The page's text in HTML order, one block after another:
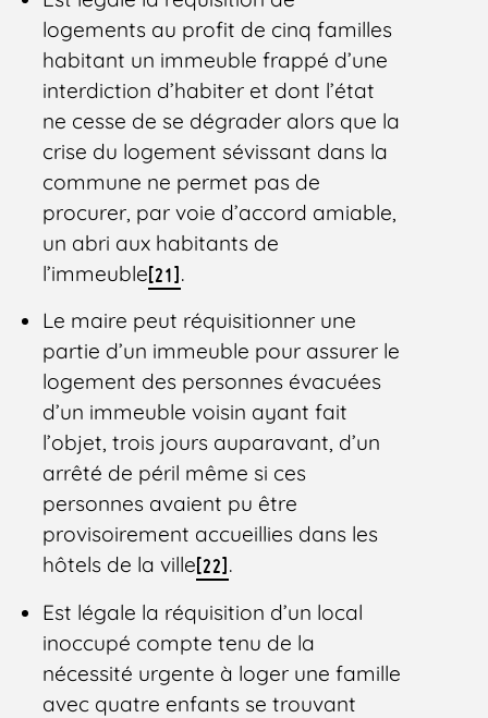
logements au profit de cinq familles
habitant un immeuble frappé d’une
interdiction d’habiter et dont l’état
ne cesse de se dégrader alors que la
crise du logement sévissant dans la
commune ne permet pas de
procurer, par voie d’accord amiable,
un abri aux habitants de
l’immeuble[21].
Le maire peut réquisitionner une
partie d’un immeuble pour assurer le
logement des personnes évacuées
d’un immeuble voisin ayant fait
l’objet, trois jours auparavant, d’un
arrêté de péril même si ces
personnes avaient pu être
provisoirement accueillies dans les
hôtels de la ville[22].
Est légale la réquisition d’un local
inoccupé compte tenu de la
nécessité urgente à loger une famille
avec quatre enfants se trouvant